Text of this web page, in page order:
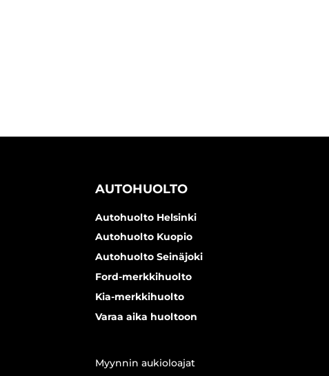
AUTOHUOLTO
Autohuolto Helsinki
Autohuolto Kuopio
Autohuolto Seinäjoki
Ford-merkkihuolto
Kia-merkkihuolto
Varaa aika huoltoon
Myynnin aukioloajat